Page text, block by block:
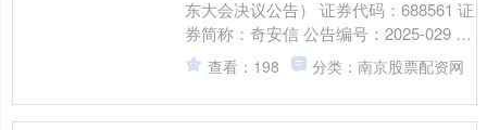
东大会决议公告） 证券代码：688561 证
券简称：奇安信 公告编号：2025-029 奇
安信科技集团股份有限公司 202....
查看：198 分类：南京股票配资网